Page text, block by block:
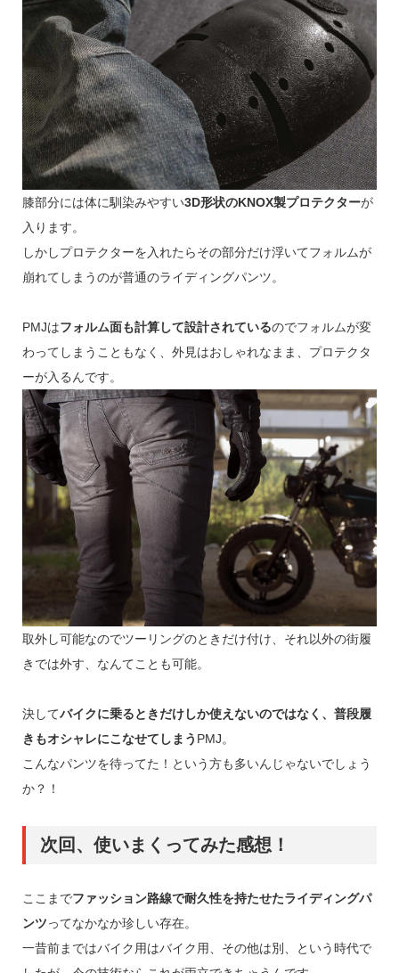
膝部分には体に馴染みやすい3D形状のKNOX製プロテクターが
入ります。
しかしプロテクターを入れたらその部分だけ浮いてフォルムが
崩れてしまうのが普通のライディングパンツ。
PMJはフォルム面も計算して設計されているのでフォルムが変
わってしまうこともなく、外見はおしゃれなまま、プロテクタ
ーが入るんです。
取外し可能なのでツーリングのときだけ付け、それ以外の街履
きでは外す、なんてことも可能。
決してバイクに乗るときだけしか使えないのではなく、普段履
きもオシャレにこなせてしまう PMJ。
こんなパンツを待ってた！という方も多いんじゃないでしょう
か？！
次回、使いまくってみた感想！
ここまでファッション路線で耐久性を持たせたライディングパ
ンツってなかなか珍しい存在。
一昔前まではバイク用はバイク用、その他は別、という時代で